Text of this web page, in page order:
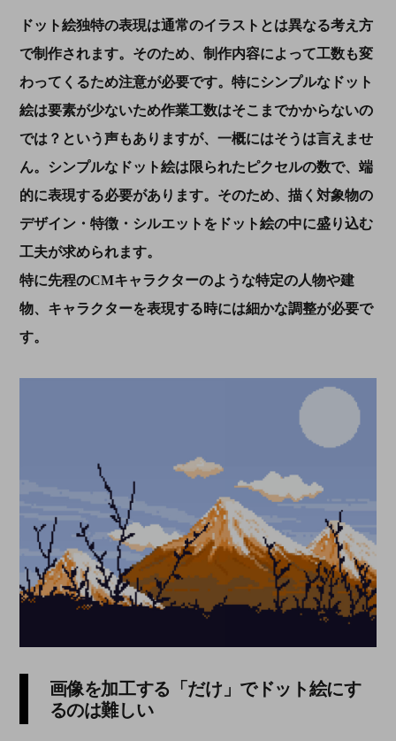
ドット絵独特の表現は通常のイラストとは異なる考え方
で制作されます。そのため、制作内容によって工数も変
わってくるため注意が必要です。特にシンプルなドット
絵は要素が少ないため作業工数はそこまでかからないの
では？という声もありますが、一概にはそうは言えませ
ん。シンプルなドット絵は限られたピクセルの数で、端
的に表現する必要があります。そのため、描く対象物の
デザイン・特徴・シルエットをドット絵の中に盛り込む
工夫が求められます。
特に先程のCMキャラクターのような特定の人物や建
物、キャラクターを表現する時には細かな調整が必要で
す。
画像を加工する「だけ」でドット絵にす
るのは難しい